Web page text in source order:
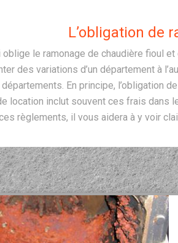
L’obligation de
oblige le ramonage de chaudière fioul
des variations d’un département à
En principe, l’obligation
location inclut souvent ces frais dans
règlements, il vous aidera à y voir